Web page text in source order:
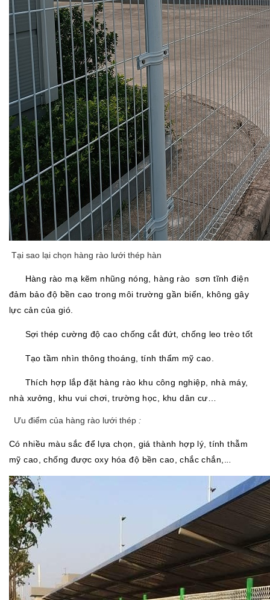
Tại sao lại chọn hàng rào lưới thép hàn
Hàng rào mạ kẽm nhũng nóng, hàng rào sơn tĩnh điện
đảm bảo độ bền cao trong môi trường gần biển, không gây
lực cản của gió.
Sợi thép cường độ cao chống cắt đứt, chống leo trèo tốt
Tạo tầm nhìn thông thoáng, tính thẩm mỹ cao.
Thích hợp lắp đặt hàng rào khu công nghiệp, nhà máy,
nhà xưởng, khu vui chơi, trường học, khu dân cư…
Ưu điểm của hàng rào lưới thép :
Có nhiều màu sắc để lựa chọn, giá thành hợp lý, tính thẫm
mỹ cao, chống được oxy hóa độ bền cao, chắc chắn,...